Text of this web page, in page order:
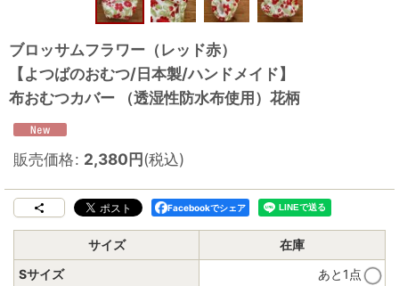
ブロッサムフラワー（レッド赤）
【よつばのおむつ/日本製/ハンドメイド】
布おむつカバー （透湿性防水布使用）花柄
販売価格: 2,380円(税込)
Facebookでシェア
サイズ
在庫
Sサイズ
あと1点